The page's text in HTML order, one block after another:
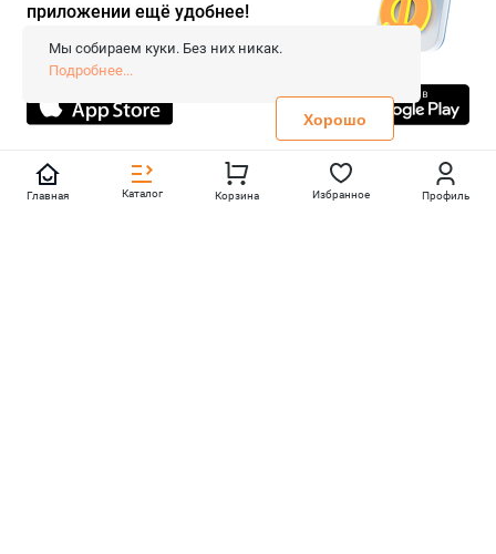
© 2026 «FieraShop.ru»
Сопровождение сайта
- Вебформат.
Все права защищены.
Не является публичной офертой
Политика конфиденциальности
Главная Каталог Корзина Избранное Профиль
приложении ещё удобнее!
Мы собираем куки. Без них никак.
Подробнее...
Хорошо